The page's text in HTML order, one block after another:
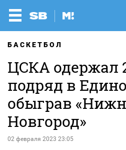
БАСКЕТБОЛ
ЦСКА одержал
подряд в
обыграв
Новгород»
02 февраля 2023 23:05